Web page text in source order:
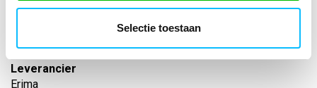
Selectie toestaan
Artikelnummer
Leverancier
Erima